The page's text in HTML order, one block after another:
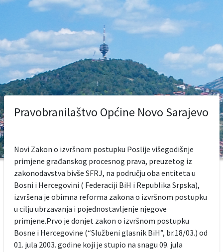
Pravobranilaštvo Općine Novo Sarajevo
Novi Zakon o izvršnom postupku Poslije višegodišnje
primjene građanskog procesnog prava, preuzetog iz
zakonodavstva bivše SFRJ, na području oba entiteta u
Bosni i Hercegovini ( Federaciji BiH i Republika Srpska),
izvršena je obimna reforma zakona o izvršnom postupku
u cilju ubrzavanja i pojednostavljenje njegove
primjene.Prvo je donjet zakon o izvršnom postupku
Bosne i Hercegovine (“Službeni glasnik BiH”, br.18/03.) od
01. jula 2003. godine koji je stupio na snagu 09. jula